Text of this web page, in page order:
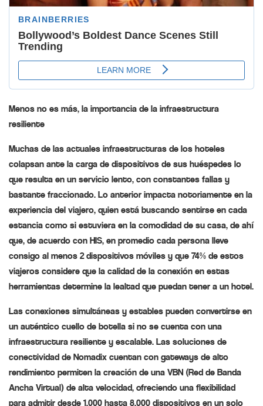
Menos no es más, la importancia de la infraestructura
resiliente
Muchas de las actuales infraestructuras de los hoteles
colapsan ante la carga de dispositivos de sus huéspedes lo
que resulta en un servicio lento, con constantes fallas y
bastante fraccionado. Lo anterior impacta notoriamente en la
experiencia del viajero, quien está buscando sentirse en cada
estancia como si estuviera en la comodidad de su casa, de ahí
que, de acuerdo con HIS, en promedio cada persona lleve
consigo al menos 2 dispositivos móviles y que 74% de estos
viajeros considere que la calidad de la conexión en estas
herramientas determine la lealtad que puedan tener a un hotel.
Las conexiones simultáneas y estables pueden convertirse en
un auténtico cuello de botella si no se cuenta con una
infraestructura resiliente y escalable. Las soluciones de
conectividad de Nomadix cuentan con gateways de alto
rendimiento permiten la creación de una VBN (Red de Banda
Ancha Virtual) de alta velocidad, ofreciendo una flexibilidad
para admitir desde 1,000 hasta 8,000 dispositivos en un solo